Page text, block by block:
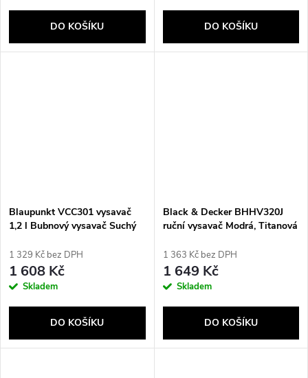
DO KOŠÍKU DO KOŠÍKU
Blaupunkt VCC301 vysavač
1,2 l Bubnový vysavač Suchý
1 329 Kč bez DPH
1 608 Kč
Skladem
DO KOŠÍKU
Black & Decker BHHV320J
ruční vysavač Modrá, Titanová
1 363 Kč bez DPH
1 649 Kč
Skladem
DO KOŠÍKU